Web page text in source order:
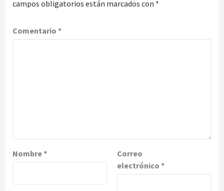
campos obligatorios están marcados con *
Comentario *
Nombre*
Correo
electrónico *